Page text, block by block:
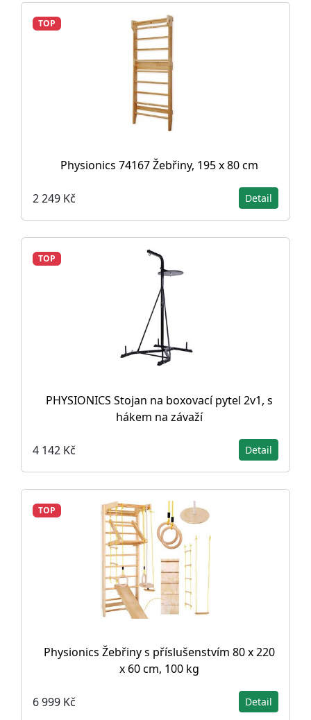
TOP
Physionics 74167 Žebřiny, 195 x 80 cm
2 249 Kč Detail
TOP
PHYSIONICS Stojan na boxovací pytel 2v1, s
hákem na závaží
4 142 Kč Detail
TOP
Physionics Žebřiny s příslušenstvím 80 x 220
x 60 cm, 100 kg
6 999 Kč Detail